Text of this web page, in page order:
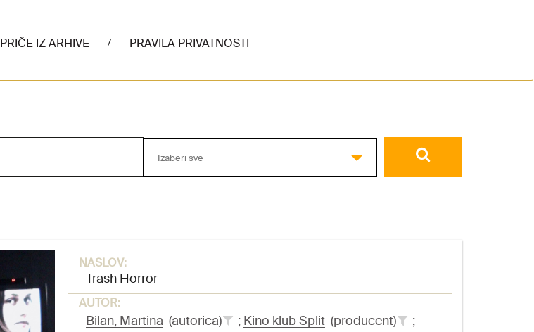
PRIČE IZ ARHIVE / PRAVILA PRIVATNOSTI
Izaberi sve
NASLOV:
Trash Horror
AUTOR:
Bilan, Martina (autorica) ; Kino klub Split(producent)
;